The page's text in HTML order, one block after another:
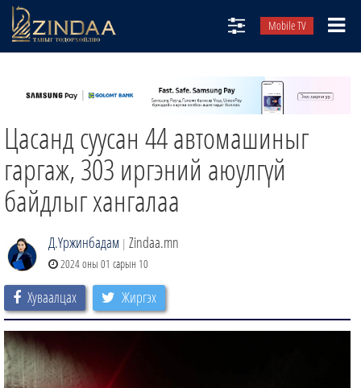
Mobile TV
ТВ8
ӨГЛӨӨНИЙ СОНИН
АУДИО ЗОХИОЛ
ЗИНДАА СЭТГҮҮЛ
Цасанд суусан 44 автомашиныг
гаргаж, 303 иргэний аюулгүй
байдлыг хангалаа
Д.Үржинбадам | Zindaa.mn
2024 оны 01 сарын 10
Хуваалцах Жиргэх